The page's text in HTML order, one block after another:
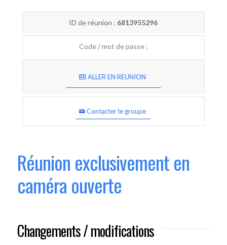
ID de réunion : 6813955296
Code / mot de passe :
ALLER EN REUNION
Contacter le groupe
Réunion exclusivement en
caméra ouverte
Changements / modifications